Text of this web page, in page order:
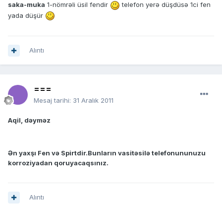
saka-muka 1-nömrəli üsil fendir
telefon yerə düşdüsə 1ci fen
yada düşür
Alıntı
===
Mesaj tarihi: 31 Aralık 2011
Aqil, dəyməz
Ən yaxşı Fen və Spirtdir.Bunların vasitəsilə telefonununuzu
korroziyadan qoruyacaqsınız.
Alıntı